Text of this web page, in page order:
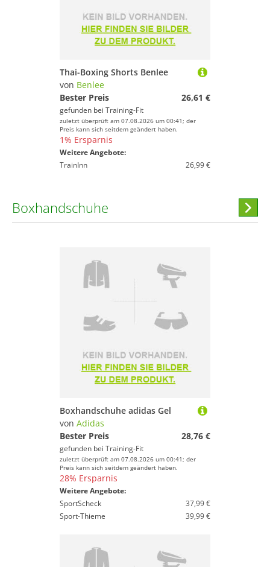
Thai-Boxing Shorts Benlee
von Benlee
Bester Preis
26,61 €
gefunden bei Training-Fit
zuletzt überprüft am 07.08.2026 um 00:41; der
Preis kann sich seitdem geändert haben.
1% Ersparnis
Weitere Angebote:
TrainInn
26,99 €
Boxhandschuhe
Boxhandschuhe adidas Gel
von Adidas
Bester Preis
28,76 €
gefunden bei Training-Fit
zuletzt überprüft am 07.08.2026 um 00:41; der
Preis kann sich seitdem geändert haben.
28% Ersparnis
Weitere Angebote:
SportScheck
37,99 €
Sport-Thieme
39,99 €